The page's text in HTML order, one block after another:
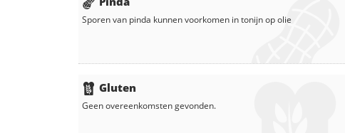
Sporen van pinda kunnen voorkomen intonijn op olie
Gluten
Geen overeenkomsten gevonden.